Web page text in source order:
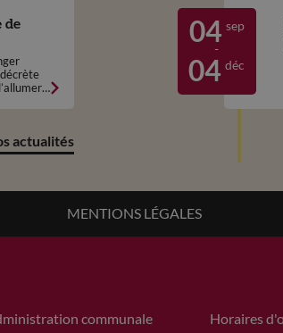
de
actualités
04 sep
-
04 déc
MENTIONS LÉGALES
communale
Horaires